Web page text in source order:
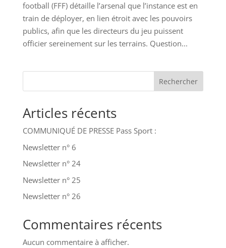
football (FFF) détaille l’arsenal que l’instance est en
train de déployer, en lien étroit avec les pouvoirs
publics, afin que les directeurs du jeu puissent
officier sereinement sur les terrains. Question...
Rechercher
Articles récents
COMMUNIQUÉ DE PRESSE Pass Sport :
Newsletter n° 6
Newsletter n° 24
Newsletter n° 25
Newsletter n° 26
Commentaires récents
Aucun commentaire à afficher.